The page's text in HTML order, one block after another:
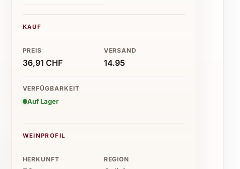
KAUF
PREIS
36,91 CHF
VERSAND
14.95
VERFÜGBARKEIT
Auf Lager
WEINPROFIL
HERKUNFT REGION